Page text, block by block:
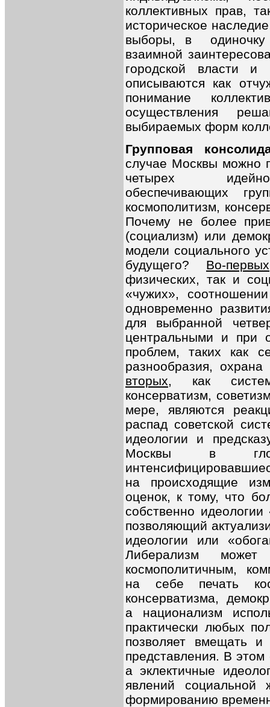
коллективных прав,
историческое
выборы, в
взаимной
городской власти и
описываются как
понимание
осуществления
выбираемых форм
Групповая
случае Москвы можно
четырех
обеспечивающих
космополитизм,
Почему не более
(социализм) или
модели социального
будущего? Во-первых
физических, так и
«чужих»,
одновременно
для выбранной
центральными и при
проблем, таких как
разнообразия,
вторых, как
консерватизм,
мере, являются
распад советской
идеологии и
Москвы в
на происходящие
оценок, к тому, что
собственно
позволяющий
идеологии или
Либерализм
космополитичным,
на себе печать
консерватизма,
а национализм
практически любых
позволяет вмещать
представления. В
а эклектичные
явлений социальной
формированию